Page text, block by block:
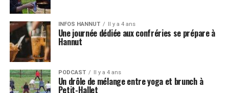
INFOS HANNUT Il y a 4 ans
Une journée dédiée aux confréries se prépare à
Hannut
PODCAST Il y a 4 ans
Un drôle de mélange entre yoga et brunch à
Petit-Hallet